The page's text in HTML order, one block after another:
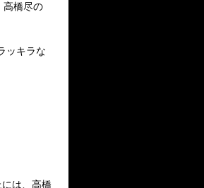
高橋尽の
ッキラな
は、高橋